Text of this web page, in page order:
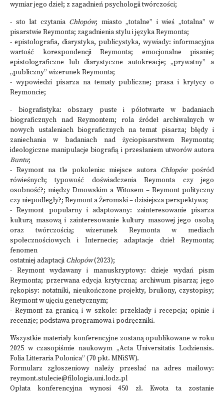
wymiar jego dzieł; z zagadnień psychologii twórczości;
- sto lat czytania Chłopów; miasto „totalne” i wieś „totalna” w
pisarstwie Reymonta; zagadnienia stylu i języka Reymonta;
- epistolografia, diarystyka, publicystyka, wywiady: informacyjna
wartość korespondencji Reymonta; emocjonalne pisanie;
epistolograficzne lub diarystyczne autokreacje; „prywatny” a
„publiczny” wizerunek Reymonta;
- wypowiedzi pisarza na tematy publiczne; prasa i krytycy o
Reymoncie;
- biografistyka: obszary puste i półotwarte w badaniach
biograficznych nad Reymontem; rola źródeł archiwalnych w
nowych ustaleniach biograficznych na temat pisarza; błędy i
zaniechania w badaniach nad życiopisarstwem Reymonta;
ideologiczne manipulacje biografią i przesłaniem utworów autora
Buntu;
- Reymont na tle pokolenia: miejsce autora Chłopówpośród
rówieśnych; typowość doświadczenia Reymonta czy jego
osobność?; między Dmowskim a Witosem – Reymont polityczny
czy niepodległy?; Reymont a Żeromski – dzisiejsza perspektywa;
- Reymont popularny i adaptowany: zainteresowanie pisarza
kulturą masową i zainteresowanie kultury masowej jego osobą
oraz twórczością; wizerunek Reymonta w mediach
społecznościowych i Internecie; adaptacje dzieł Reymonta;
fenomen
ostatniej adaptacji Chłopów(2023);
- Reymont wydawany i manuskryptowy: dzieje wydań pism
Reymonta; przerwana edycja krytyczna; archiwum pisarza; jego
rękopisy: notatniki, nieukończone projekty, bruliony, czystopisy;
Reymont w ujęciu genetycznym;
- Reymont za granicą i w szkole: przekłady i recepcja; opinie i
recenzje; podstawa programowa i podręczniki.
Wszystkie materiały konferencyjne zostaną opublikowane w roku
2025 w czasopiśmie naukowym „Acta Universitatis Lodziensis.
Folia Litteraria Polonica” (70 pkt. MNiSW).
Formularz zgłoszeniowy należy przesłać na adres mailowy:
reymont.stulecie@filologia.uni.lodz.pl
Opłata konferencyjna wynosi 450 zł. Kwota ta zostanie